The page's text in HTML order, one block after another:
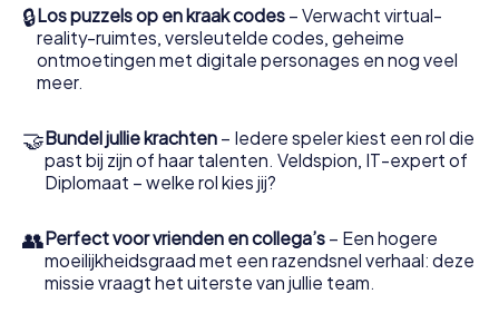
jouw eigen persoonlijke avonturenspeeltuin. Koop je
tickets voor de wereld van spionage en geheime
agenten en verander Bad Camberg in een escaperoom in
de buitenlucht!
🔒Los puzzels op en kraak codes – Verwacht virtual-
reality-ruimtes, versleutelde codes, geheime
ontmoetingen met digitale personages en nog veel
meer.
🤝Bundel jullie krachten – Iedere speler kiest een rol die
past bij zijn of haar talenten. Veldspion, IT-expert of
Diplomaat – welke rol kies jij?
👥Perfect voor vrienden en collega’s – Een hogere
moeilijkheidsgraad met een razendsnel verhaal: deze
missie vraagt het uiterste van jullie team.